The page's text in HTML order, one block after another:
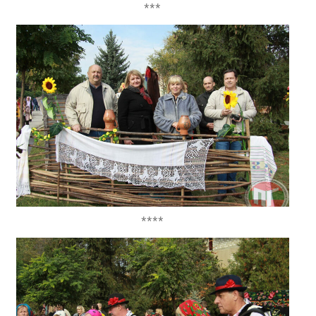
***
****